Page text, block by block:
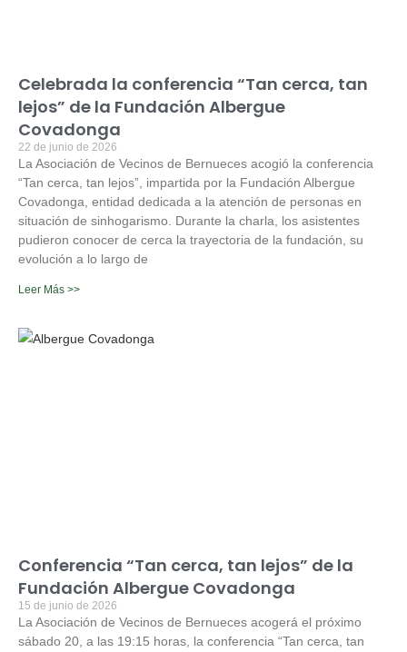
Celebrada la conferencia “Tan cerca, tan
lejos” de la Fundación Albergue
Covadonga
22 de junio de 2026
La Asociación de Vecinos de Bernueces acogió la conferencia
“Tan cerca, tan lejos”, impartida por la Fundación Albergue
Covadonga, entidad dedicada a la atención de personas en
situación de sinhogarismo. Durante la charla, los asistentes
pudieron conocer de cerca la trayectoria de la fundación, su
evolución a lo largo de
Leer Más >>
Conferencia “Tan cerca, tan lejos” de la
Fundación Albergue Covadonga
15 de junio de 2026
La Asociación de Vecinos de Bernueces acogerá el próximo
sábado 20, a las 19:15 horas, la conferencia “Tan cerca, tan